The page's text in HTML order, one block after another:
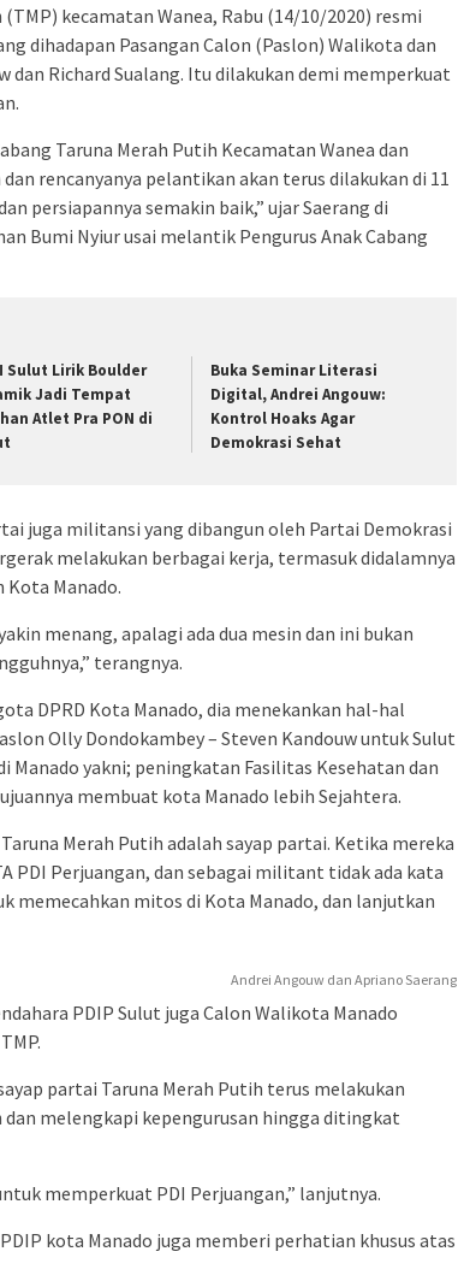
kecamatan Wanea, Rabu (14/10/2020) resmi
dihadapan Pasangan Calon (Paslon) Walikota dan
dan Richard Sualang. Itu dilakukan demi memperkuat
Taruna Merah Putih Kecamatan Wanea dan
rencanyanya pelantikan akan terus dilakukan di 11
persiapannya semakin baik,” ujar Saerang di
Bumi Nyiur usai melantik Pengurus Anak Cabang
Sulut Lirik Boulder
Jadi Tempat
Atlet Pra PON di
Buka Seminar Literasi
Digital, Andrei Angouw:
Kontrol Hoaks Agar
Demokrasi Sehat
juga militansi yang dibangun oleh Partai Demokrasi
melakukan berbagai kerja, termasuk didalamnya
Kota Manado.
menang, apalagi ada dua mesin dan ini bukan
terangnya.
DPRD Kota Manado, dia menekankan hal-hal
Olly Dondokambey – Steven Kandouw untuk Sulut
Manado yakni; peningkatan Fasilitas Kesehatan dan
membuat kota Manado lebih Sejahtera.
Merah Putih adalah sayap partai. Ketika mereka
PDI Perjuangan, dan sebagai militant tidak ada kata
memecahkan mitos di Kota Manado, dan lanjutkan
Andrei Angouw dan Apriano Saerang
PDIP Sulut juga Calon Walikota Manado
partai Taruna Merah Putih terus melakukan
melengkapi kepengurusan hingga ditingkat
memperkuat PDI Perjuangan,” lanjutnya.
kota Manado juga memberi perhatian khusus atas